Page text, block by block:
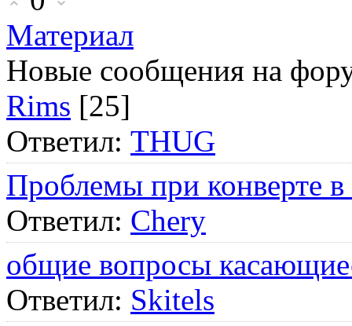
Материал
Новые сообщения на
Rims [25]
Ответил: THUG
Проблемы при конверте
Ответил: Chery
общие вопросы
Ответил: Skitels